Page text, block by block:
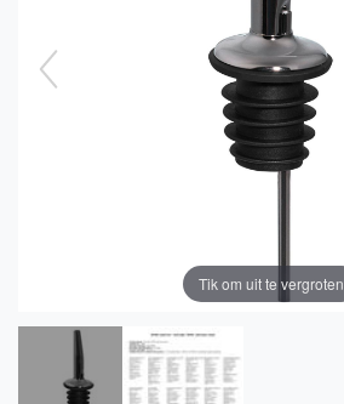
Tik om uit te vergroten